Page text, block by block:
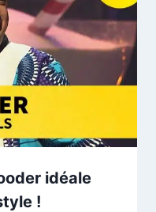
idéale
!